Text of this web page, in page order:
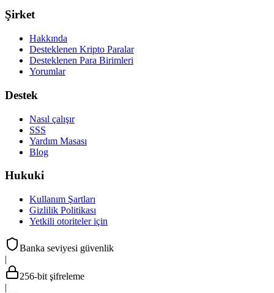
Şirket
Hakkında
Desteklenen Kripto Paralar
Desteklenen Para Birimleri
Yorumlar
Destek
Nasıl çalışır
SSS
Yardım Masası
Blog
Hukuki
Kullanım Şartları
Gizlilik Politikası
Yetkili otoriteler için
Banka seviyesi güvenlik
|
256-bit şifreleme
|